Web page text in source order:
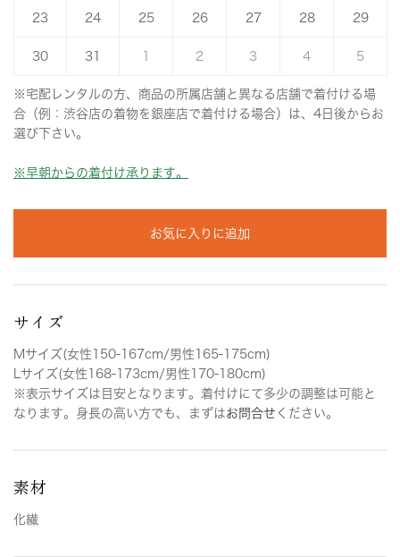
23 24 25 26 27 28 29
30 31 2 3 4 5
※宅配レンタルの方、商品の所属店舗と異なる店舗で着付ける場
合（例：渋谷店の着物を銀座店で着付ける場合）は、4日後からお
選び下さい。
※早朝からの着付け承ります。
お気に入りに追加
サイズ
Mサイズ(女性150-167cm/男性165-175cm)
Lサイズ(女性168-173cm/男性170-180cm)
※表示サイズは目安となります。着付けにて多少の調整は可能と
なります。身長の高い方でも、まずはお問合せ ください。
素材
化繊